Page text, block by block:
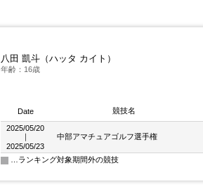
八田 凱斗（ハッタ カイト）
年齢：16歳
Date 競技名
2025/05/20
｜
2025/05/23
中部アマチュアゴルフ選手権
…ランキング対象期間外の競技